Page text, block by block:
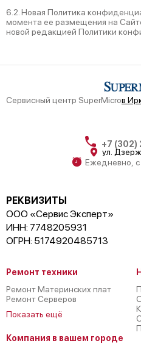
6.2. Новая Политика
момента ее размещения на
новой редакцией Политики
Сервисный центр SuperMicroв
+7
ул.
Ежедневно,
РЕКВИЗИТЫ
ООО «Сервис Эксперт»
ИНН: 7748205931
ОГРН: 5174920485713
Ремонт техники
Ремонт Материнских плат
Ремонт Серверов
Показать ещё
Компания в вашем городе